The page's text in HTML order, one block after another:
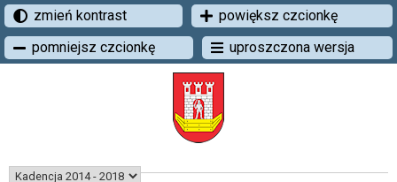
zmień kontrast
powiększ czcionkę
pomniejsz czcionkę
uproszczona wersja